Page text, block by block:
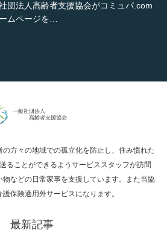
団法人高齢者支援協会がコミュパ.com
ムページを…
稿
world!
的に実用性を重視した「フッターバー」
方々の地域での孤立化を防止し、住み慣れた
ることができるようサービススタッフが訪問
物などの日常家事を支援しています。また当協
保険適用外サービスになります。
最新記事